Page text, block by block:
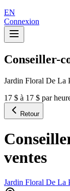
EN
Connexion
Conseiller-
Jardin Floral De La
17 $ à 17 $ par
Retour
ventes
Jardin Floral De La